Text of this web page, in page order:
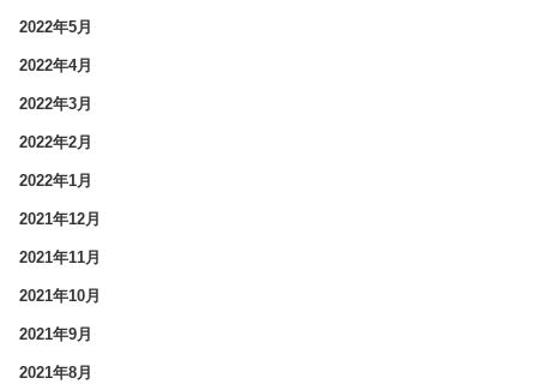
2022年5月
2022年4月
2022年3月
2022年2月
2022年1月
2021年12月
2021年11月
2021年10月
2021年9月
2021年8月